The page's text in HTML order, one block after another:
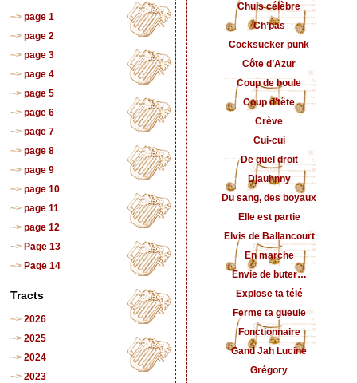
page 1
page 2
page 3
page 4
page 5
page 6
page 7
page 8
page 9
page 10
page 11
page 12
Page 13
Page 14
Tracts
2026
2025
2024
2023
Chuis célèbre
Ch’pas
Cocksucker punk
Côte d’Azur
Coup de boule
Coup d’tête
Crève
Cui-cui
De quel droit
Djauhnny
Du sang, des boyaux
Elle est partie
Elvis de Ballancourt
En marche
Envie de buter…
Explose ta télé
Ferme ta gueule
Fonctionnaire
Gand Jah Lucine
Grégory